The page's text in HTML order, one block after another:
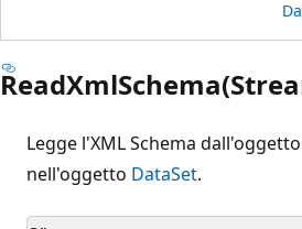
Legge l'XML Schema
nell'oggetto DataSet.